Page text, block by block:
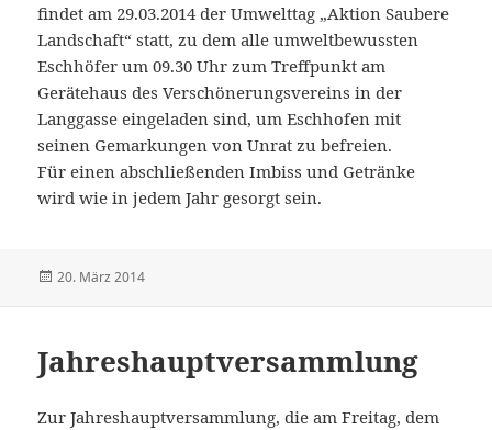
findet am 29.03.2014 der Umwelttag „Aktion Saubere
Landschaft“ statt, zu dem alle umweltbewussten
Eschhöfer um 09.30 Uhr zum Treffpunkt am
Gerätehaus des Verschönerungsvereins in der
Langgasse eingeladen sind, um Eschhofen mit
seinen Gemarkungen von Unrat zu befreien.
Für einen abschließenden Imbiss und Getränke
wird wie in jedem Jahr gesorgt sein.
Veröffentlicht
20. März 2014
Jahreshauptversammlung
Zur Jahreshauptversammlung, die am Freitag, dem